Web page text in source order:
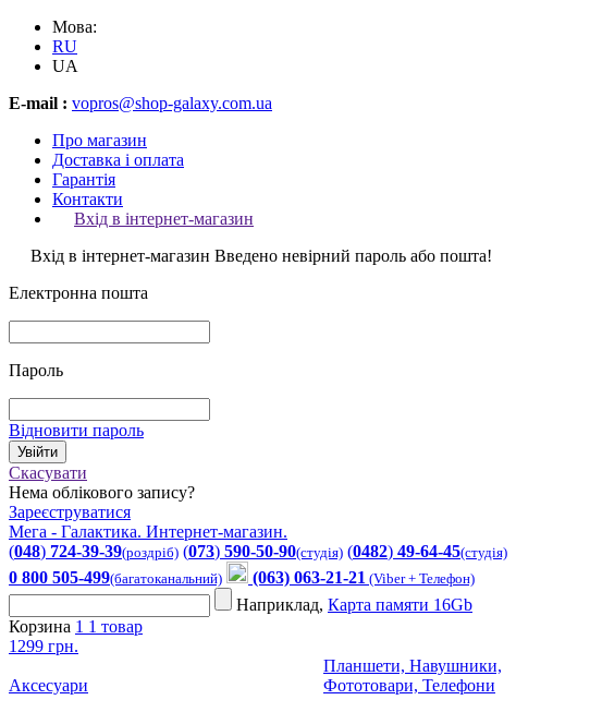
Мова:
RU
UA
E-mail : vopros@shop-galaxy.com.ua
Про магазин
Доставка і оплата
Гарантія
Контакти
Вхід в інтернет-магазин
Вхід в інтернет-магазин Введено невірний пароль або пошта!
Електронна пошта
Пароль
Відновити пароль
Скасувати
Нема облікового запису?
Зареєструватися
Мега - Галактика. Интернет-магазин.
(048) 724-39-39(роздріб) (073) 590-50-90(студія) (0482) 49-64-45(студія)
0 800 505-499(багатоканальний) (063) 063-21-21 (Viber + Телефон)
Наприклад, Карта памяти 16Gb
Корзина 1 1 товар
1299 грн.
Аксесуари
Планшети, Навушники,
Фототовари, Телефони